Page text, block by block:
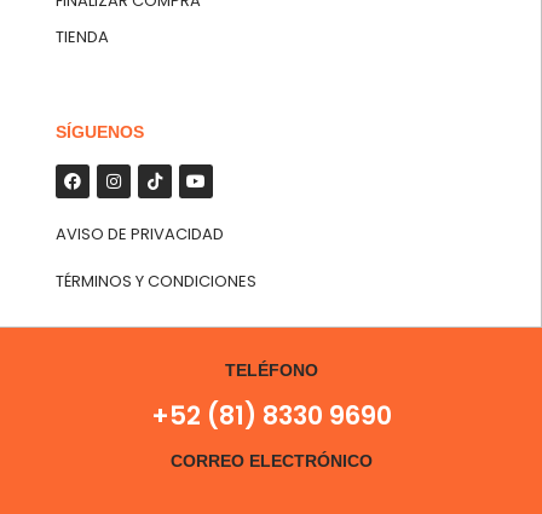
TIENDA
SÍGUENOS
AVISO DE PRIVACIDAD
TÉRMINOS Y CONDICIONES
TELÉFONO
+52 (81) 8330 9690
CORREO ELECTRÓNICO